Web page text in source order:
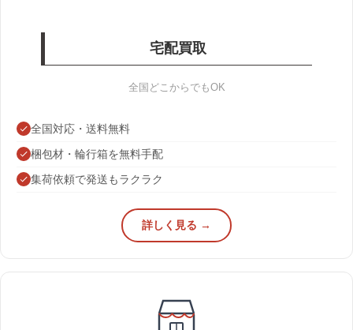
宅配買取
全国どこからでもOK
全国対応・送料無料
梱包材・輪行箱を無料手配
集荷依頼で発送もラクラク
詳しく見る →